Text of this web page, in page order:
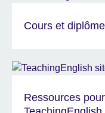
Cours et
Ressources